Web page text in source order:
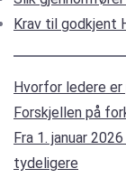
Krav til godkjent
Hvorfor ledere
Forskjellen på
Fra 1. januar
tydeligere